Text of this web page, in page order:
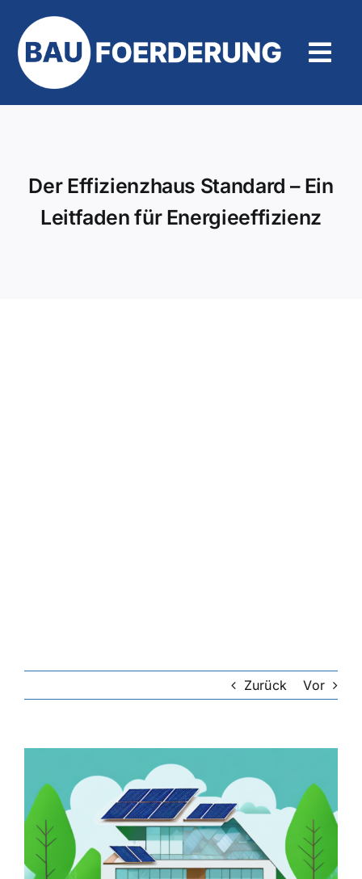
Inhalt
springen
Der Effizienzhaus Standard – Ein
Leitfaden für Energieeffizienz
Zurück Vor
grösseres
Bild